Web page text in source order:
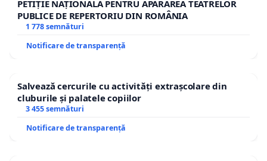
PETIȚIE NAȚIONALĂ PENTRU APĂRAREA TEATRELOR
PUBLICE DE REPERTORIU DIN ROMÂNIA
1 778 semnături
Notificare de transparență
Salvează cercurile cu activități extrașcolare din
cluburile și palatele copiilor
3 455 semnături
Notificare de transparență